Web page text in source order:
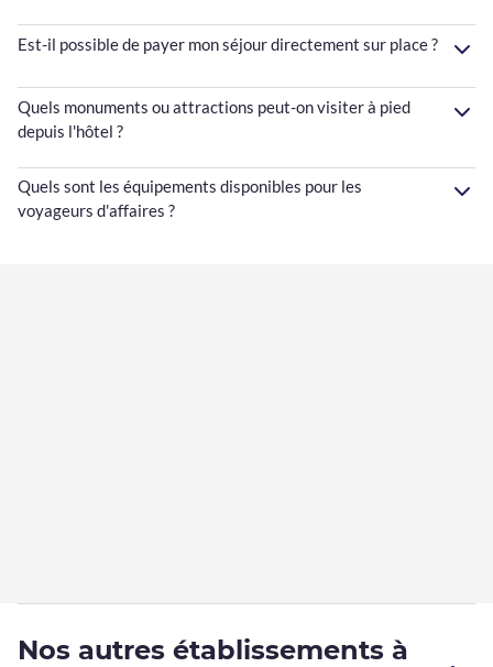
Est-il possible de payer mon séjour directement sur place ?
Quels monuments ou attractions peut-on visiter à pied
depuis l'hôtel ?
Quels sont les équipements disponibles pour les
voyageurs d'affaires ?
Nos autres établissements à